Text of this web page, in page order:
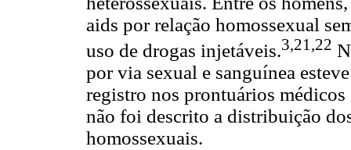
aids por relação homossexual
uso de drogas injetáveis.3,21,22
por via sexual e sanguínea
registro nos prontuários
não foi descrito a distribuição
homossexuais.